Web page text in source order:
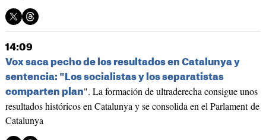
14:09
Vox saca pecho de los resultados en Catalunya y
sentencia: "Los socialistas y los separatistas
comparten plan". La formación de ultraderecha consigue unos
resultados históricos en Catalunya y se consolida en el Parlament de
Catalunya